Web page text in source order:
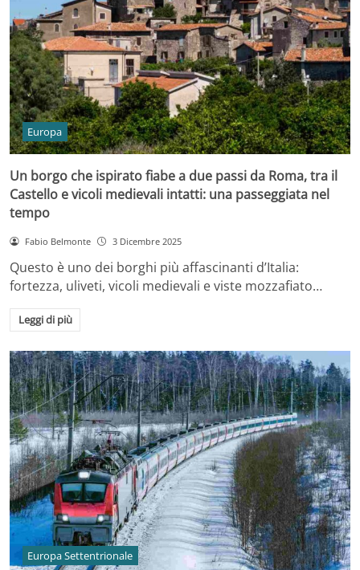
Europa
Un borgo che ispirato fiabe a due passi da Roma, tra il
Castello e vicoli medievali intatti: una passeggiata nel
tempo
Fabio Belmonte 3 Dicembre 2025
Questo è uno dei borghi più affascinanti d’Italia:
fortezza, uliveti, vicoli medievali e viste mozzafiato…
Leggi di più
Europa Settentrionale